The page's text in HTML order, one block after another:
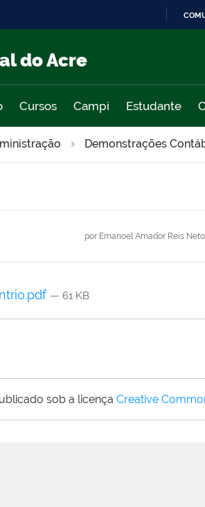
do Acre
Cursos Campi Estudante
Demonstrações
por Emanoel Amador Reis Neto
— 61 KB
sob a licença Creative